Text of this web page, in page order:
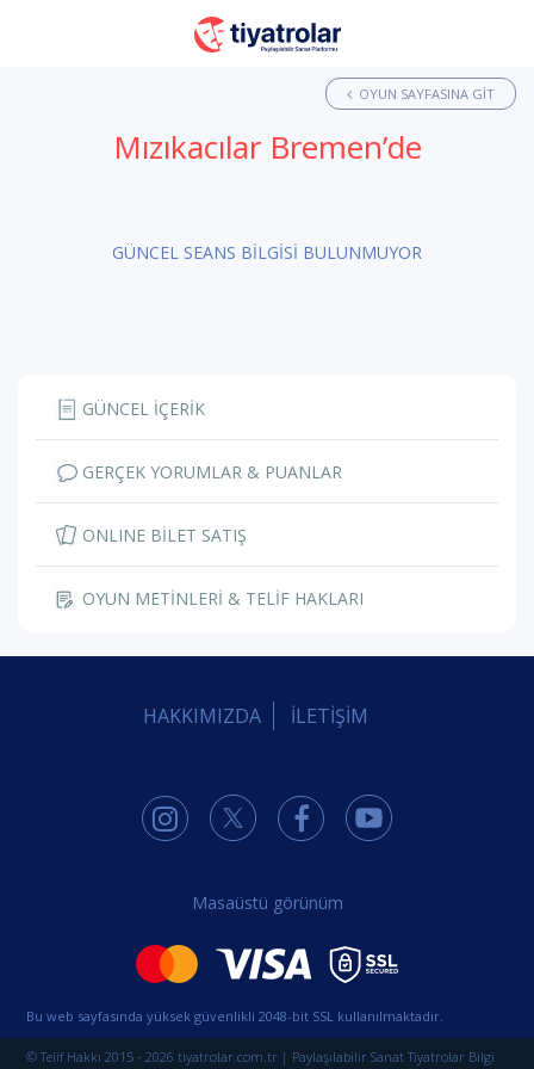
OYUN SAYFASINA GIT
Mızıkacılar Bremen’de
GÜNCEL SEANS BİLGİSİ BULUNMUYOR
GÜNCEL İÇERİK
GERÇEK YORUMLAR & PUANLAR
ONLINE BİLET SATIŞ
OYUN METİNLERİ & TELİF HAKLARI
HAKKIMIZDA İLETİŞİM
Masaüstü görünüm
Bu web sayfasında yüksek güvenlikli 2048-bit SSL kullanılmaktadır.
© Telif Hakkı 2015 - 2026 tiyatrolar.com.tr | Paylaşılabilir Sanat Tiyatrolar Bilgi